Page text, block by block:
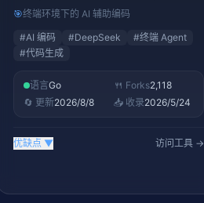
期运行保持上下文，是 DeepSeek 生
🎯终端环境下的 AI 辅助编码
#AI 编码 #DeepSeek #终端 Agent
#代码生成
语言Go 🍴 Forks2,118
🔄 更新2026/8/8 📥 收录2026/5/24
优缺点 ▼ 访问工具 →